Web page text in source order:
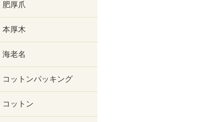
肥厚爪
本厚木
海老名
コットンパッキング
コットン